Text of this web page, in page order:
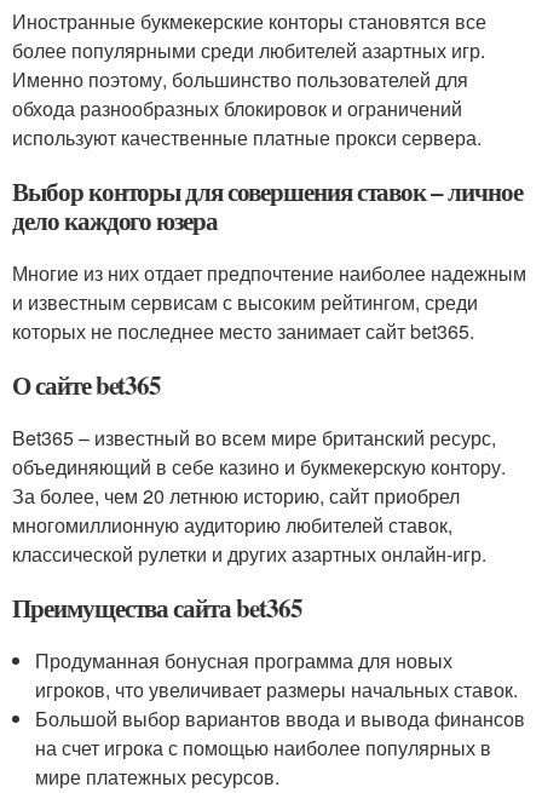
Иностранные букмекерские конторы становятся все
более популярными среди любителей азартных игр.
Именно поэтому, большинство пользователей для
обхода разнообразных блокировок и ограничений
используют качественные платные прокси сервера.
Выбор конторы для совершения ставок – личное
дело каждого юзера
Многие из них отдает предпочтение наиболее надежным
и известным сервисам с высоким рейтингом, среди
которых не последнее место занимает сайт bet365.
О сайте bet365
Bet365 – известный во всем мире британский ресурс,
объединяющий в себе казино и букмекерскую контору.
За более, чем 20 летнюю историю, сайт приобрел
многомиллионную аудиторию любителей ставок,
классической рулетки и других азартных онлайн-игр.
Преимущества сайта bet365
Продуманная бонусная программа для новых
игроков, что увеличивает размеры начальных ставок.
Большой выбор вариантов ввода и вывода финансов
на счет игрока с помощью наиболее популярных в
мире платежных ресурсов.